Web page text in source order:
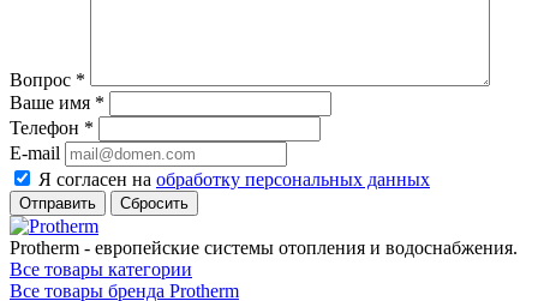
Вопрос *
Ваше имя *
Телефон *
E-mail
Я согласен на обработку персональных данных
Сбросить
Protherm - европейские системы отопления и водоснабжения.
Все товары категории
Все товары бренда Protherm